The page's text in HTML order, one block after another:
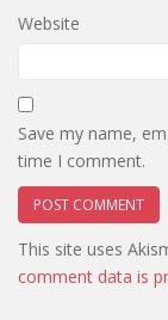
Website
Save my name,
time I comment.
This site uses
comment data is